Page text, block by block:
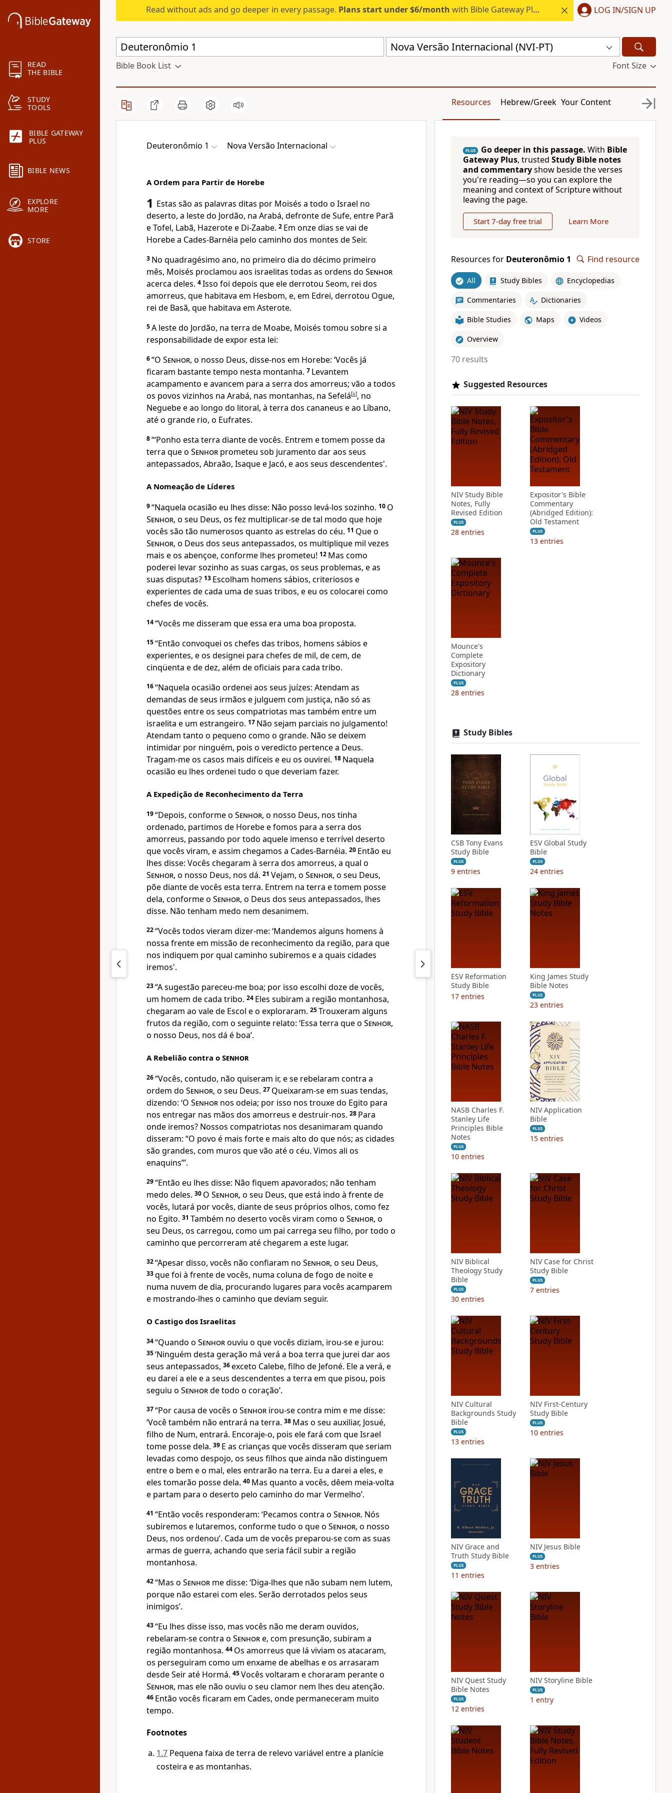
READ
THE BIBLE
STUDY
TOOLS
BIBLE GATEWAY
PLUS
BIBLE NEWS
EXPLORE
MORE
STORE
Read without ads and go deeper in every passage. Plans start under $6/month with Bible Gateway Plus. LOG IN/SIGN UP
Nova Versão Internacional (NVI-PT)
Bible Book List Font Size
Resources Hebrew/Greek Your Content
Deuteronômio 1 Nova Versão Internacional
A Ordem para Partir de Horebe
1 Estas são as palavras ditas por Moisés a todo o Israel no
deserto, a leste do Jordão, na Arabá, defronte de Sufe, entre Parã
e Tofel, Labã, Hazerote e Di-Zaabe. 2 Em onze dias se vai de
Horebe a Cades-Barnéia pelo caminho dos montes de Seir.
3 No quadragésimo ano, no primeiro dia do décimo primeiro
mês, Moisés proclamou aos israelitas todas as ordens do Senhor
acerca deles. 4Isso foi depois que ele derrotou Seom, rei dos
amorreus, que habitava em Hesbom, e, em Edrei, derrotou Ogue,
rei de Basã, que habitava em Asterote.
5A leste do Jordão, na terra de Moabe, Moisés tomou sobre si a
responsabilidade de expor esta lei:
6“O Senhor, o nosso Deus, disse-nos em Horebe: ‘Vocês já
ficaram bastante tempo nesta montanha. 7 Levantem
acampamento e avancem para a serra dos amorreus; vão a todos
os povos vizinhos na Arabá, nas montanhas, na Sefelá[a], no
Neguebe e ao longo do litoral, à terra dos cananeus e ao Líbano,
até o grande rio, o Eufrates.
8“‘Ponho esta terra diante de vocês. Entrem e tomem posse da
terra que o Senhor prometeu sob juramento dar aos seus
antepassados, Abraão, Isaque e Jacó, e aos seus descendentes'.
A Nomeação de Líderes
9“Naquela ocasião eu lhes disse: Não posso levá-los sozinho. 10 O
Senhor, o seu Deus, os fez multiplicar-se de tal modo que hoje
vocês são tão numerosos quanto as estrelas do céu. 11 Que o
Senhor, o Deus dos seus antepassados, os multiplique mil vezes
mais e os abençoe, conforme lhes prometeu! 12 Mas como
poderei levar sozinho as suas cargas, os seus problemas, e as
suas disputas? 13 Escolham homens sábios, criteriosos e
experientes de cada uma de suas tribos, e eu os colocarei como
chefes de vocês.
14“Vocês me disseram que essa era uma boa proposta.
15“Então convoquei os chefes das tribos, homens sábios e
experientes, e os designei para chefes de mil, de cem, de
cinqüenta e de dez, além de oficiais para cada tribo.
16“Naquela ocasião ordenei aos seus juízes: Atendam as
demandas de seus irmãos e julguem com justiça, não só as
questões entre os seus compatriotas mas também entre um
israelita e um estrangeiro. 17 Não sejam parciais no julgamento!
Atendam tanto o pequeno como o grande. Não se deixem
intimidar por ninguém, pois o veredicto pertence a Deus.
Tragam-me os casos mais difíceis e eu os ouvirei. 18 Naquela
ocasião eu lhes ordenei tudo o que deveriam fazer.
A Expedição de Reconhecimento da Terra
19“Depois, conforme o Senhor, o nosso Deus, nos tinha
ordenado, partimos de Horebe e fomos para a serra dos
amorreus, passando por todo aquele imenso e terrível deserto
que vocês viram, e assim chegamos a Cades-Barnéia. 20 Então eu
lhes disse: Vocês chegaram à serra dos amorreus, a qual o
Senhor, o nosso Deus, nos dá. 21 Vejam, o Senhor, o seu Deus,
põe diante de vocês esta terra. Entrem na terra e tomem posse
dela, conforme o Senhor, o Deus dos seus antepassados, lhes
disse. Não tenham medo nem desanimem.
22“Vocês todos vieram dizer-me: ‘Mandemos alguns homens à
nossa frente em missão de reconhecimento da região, para que
nos indiquem por qual caminho subiremos e a quais cidades
iremos'.
23“A sugestão pareceu-me boa; por isso escolhi doze de vocês,
um homem de cada tribo. 24 Eles subiram a região montanhosa,
chegaram ao vale de Escol e o exploraram. 25Trouxeram alguns
frutos da região, com o seguinte relato: ‘Essa terra que o Senhor,
o nosso Deus, nos dá é boa’.
A Rebelião contra o Senhor
26“Vocês, contudo, não quiseram ir, e se rebelaram contra a
ordem do Senhor, o seu Deus. 27 Queixaram-se em suas tendas,
dizendo: ‘O Senhor nos odeia; por isso nos trouxe do Egito para
nos entregar nas mãos dos amorreus e destruir-nos. 28 Para
onde iremos? Nossos compatriotas nos desanimaram quando
disseram: “O povo é mais forte e mais alto do que nós; as cidades
são grandes, com muros que vão até o céu. Vimos ali os
enaquins”’.
29“Então eu lhes disse: Não fiquem apavorados; não tenham
medo deles. 30 O Senhor, o seu Deus, que está indo à frente de
vocês, lutará por vocês, diante de seus próprios olhos, como fez
no Egito. 31 Também no deserto vocês viram como o Senhor, o
seu Deus, os carregou, como um pai carrega seu filho, por todo o
caminho que percorreram até chegarem a este lugar.
32“Apesar disso, vocês não confiaram no Senhor, o seu Deus,
33que foi à frente de vocês, numa coluna de fogo de noite e
numa nuvem de dia, procurando lugares para vocês acamparem
e mostrando-lhes o caminho que deviam seguir.
O Castigo dos Israelitas
34“Quando o Senhorouviu o que vocês diziam, irou-se e jurou:
35‘Ninguém desta geração má verá a boa terra que jurei dar aos
seus antepassados, 36exceto Calebe, filho de Jefoné. Ele a verá, e
eu darei a ele e a seus descendentes a terra em que pisou, pois
seguiu o Senhorde todo o coração’.
37“Por causa de vocês o Senhor irou-se contra mim e me disse:
‘Você também não entrará na terra. 38 Mas o seu auxiliar, Josué,
filho de Num, entrará. Encoraje-o, pois ele fará com que Israel
tome posse dela. 39 E as crianças que vocês disseram que seriam
levadas como despojo, os seus filhos que ainda não distinguem
entre o bem e o mal, eles entrarão na terra. Eu a darei a eles, e
eles tomarão posse dela. 40 Mas quanto a vocês, dêem meia-volta
e partam para o deserto pelo caminho do mar Vermelho’.
41 “Então vocês responderam: ‘Pecamos contra o Senhor. Nós
subiremos e lutaremos, conforme tudo o que o Senhor, o nosso
Deus, nos ordenou’. Cada um de vocês preparou-se com as suas
armas de guerra, achando que seria fácil subir a região
montanhosa.
42“Mas o Senhor me disse: ‘Diga-lhes que não subam nem lutem,
porque não estarei com eles. Serão derrotados pelos seus
inimigos’.
43“Eu lhes disse isso, mas vocês não me deram ouvidos,
rebelaram-se contra o Senhore, com presunção, subiram a
região montanhosa. 44 Os amorreus que lá viviam os atacaram,
os perseguiram como um enxame de abelhas e os arrasaram
desde Seir até Hormá. 45Vocês voltaram e choraram perante o
Senhor, mas ele não ouviu o seu clamor nem lhes deu atenção.
46 Então vocês ficaram em Cades, onde permaneceram muito
tempo.
Footnotes
1.7 Pequena faixa de terra de relevo variável entre a planície
costeira e as montanhas.
PLUS Go deeper in this passage. With Bible
Gateway Plus, trusted Study Bible notes
and commentaryshow beside the verses
you're reading—so you can explore the
meaning and context of Scripture without
leaving the page.
Start 7-day free trial Learn More
Resources for Deuteronômio 1 Find resource
All Study Bibles Encyclopedias
Commentaries Dictionaries
Bible Studies Maps Videos
Overview
70 results
Suggested Resources
NIV Study Bible
Notes, Fully
Revised Edition
PLUS
28 entries
Expositor's Bible
Commentary
(Abridged Edition):
Old Testament
PLUS
13 entries
Mounce's
Complete
Expository
Dictionary
PLUS
28 entries
Study Bibles
CSB Tony Evans
Study Bible
PLUS
9 entries
ESV Global Study
Bible
PLUS
24 entries
ESV Reformation
Study Bible
17 entries
King James Study
Bible Notes
PLUS
23 entries
NASB Charles F.
Stanley Life
Principles Bible
Notes
PLUS
10 entries
NIV Application
Bible
PLUS
15 entries
NIV Biblical
Theology Study
Bible
PLUS
30 entries
NIV Case for Christ
Study Bible
PLUS
7 entries
NIV Cultural
Backgrounds Study
Bible
PLUS
13 entries
NIV First-Century
Study Bible
PLUS
10 entries
NIV Grace and
Truth Study Bible
PLUS
11 entries
NIV Jesus Bible
PLUS
3 entries
NIV Quest Study
Bible Notes
PLUS
12 entries
NIV Storyline Bible
PLUS
1 entry